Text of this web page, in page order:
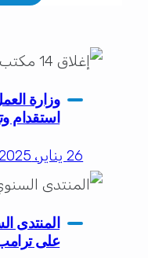
استقدام
26 يناير، 2025
المنتدى
على